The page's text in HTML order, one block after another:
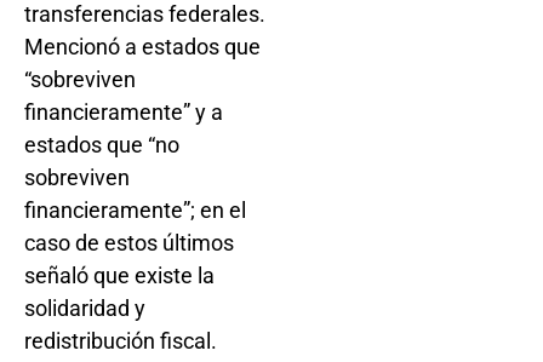
transferencias federales.
Mencionó a estados que
“sobreviven
financieramente” y a
estados que “no
sobreviven
financieramente”; en el
caso de estos últimos
señaló que existe la
solidaridad y
redistribución fiscal.